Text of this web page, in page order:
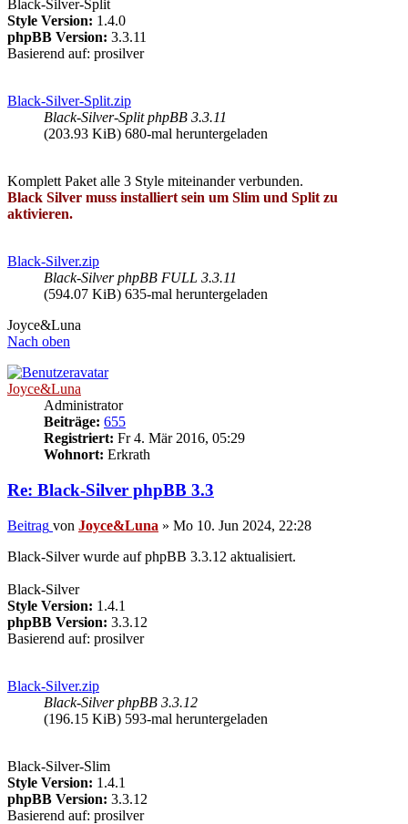
Black-Silver-Split
Style Version: 1.4.0
phpBB Version: 3.3.11
Basierend auf: prosilver
Black-Silver-Split.zip
Black-Silver-Split phpBB 3.3.11
(203.93 KiB) 680-mal heruntergeladen
Komplett Paket alle 3 Style miteinander verbunden.
Black Silver muss installiert sein um Slim und Split zu
aktivieren.
Black-Silver.zip
Black-Silver phpBB FULL 3.3.11
(594.07 KiB) 635-mal heruntergeladen
Joyce&Luna
Nach oben
Joyce&Luna
Administrator
Beiträge: 655
Registriert: Fr 4. Mär 2016, 05:29
Wohnort: Erkrath
Re: Black-Silver phpBB 3.3
Beitrag von Joyce&Luna » Mo 10. Jun 2024, 22:28
Black-Silver wurde auf phpBB 3.3.12 aktualisiert.
Black-Silver
Style Version: 1.4.1
phpBB Version: 3.3.12
Basierend auf: prosilver
Black-Silver.zip
Black-Silver phpBB 3.3.12
(196.15 KiB) 593-mal heruntergeladen
Black-Silver-Slim
Style Version: 1.4.1
phpBB Version: 3.3.12
Basierend auf: prosilver